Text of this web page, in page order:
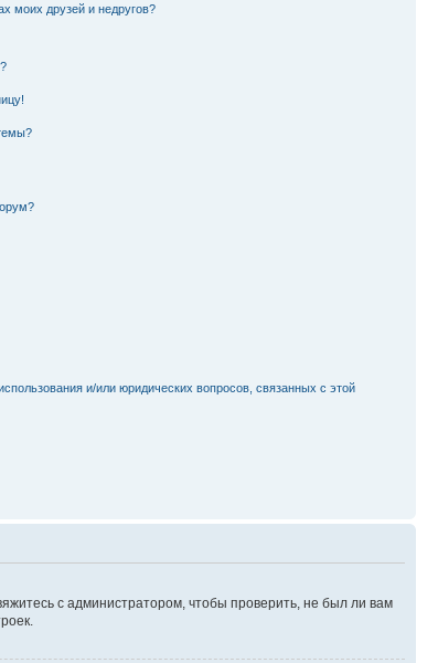
моих друзей и недругов?
и/или юридических вопросов, связанных с этой
с администратором, чтобы проверить, не был ли вам